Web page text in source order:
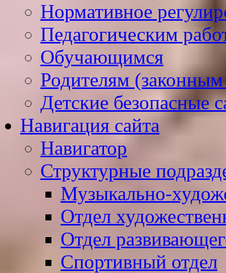
Нормативное
Педагогическим
Обучающимся
Родителям
Детские безопасные
Навигация сайта
Навигатор
Структурные
Музыкально-
Отдел
Отдел
Спортивный отдел